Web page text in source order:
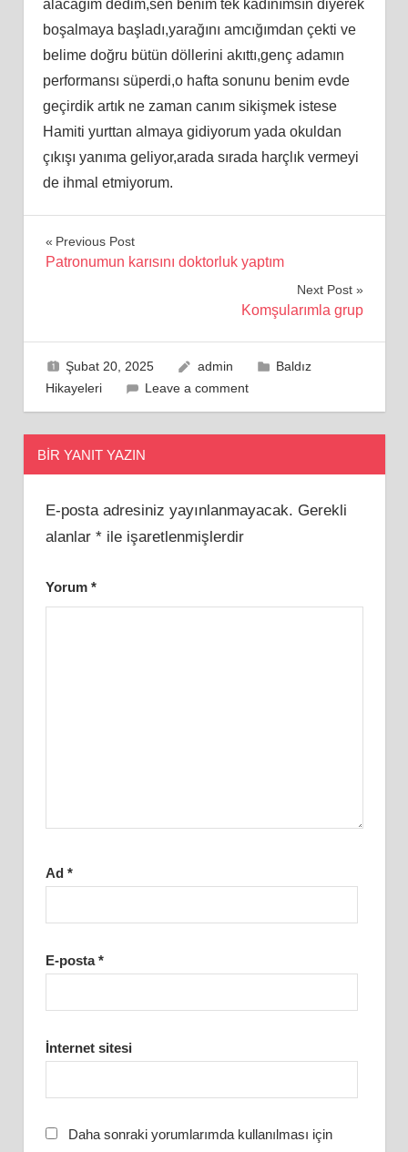
alacağım dedim,sen benim tek kadınımsın diyerek
boşalmaya başladı,yarağını amcığımdan çekti ve
belime doğru bütün döllerini akıttı,genç adamın
performansı süperdi,o hafta sonunu benim evde
geçirdik artık ne zaman canım sikişmek istese
Hamiti yurttan almaya gidiyorum yada okuldan
çıkışı yanıma geliyor,arada sırada harçlık vermeyi
de ihmal etmiyorum.
Yazı
Previous Post
Patronumun karısını doktorluk yaptım
Next Post
Komşularımla grup
Şubat 20, 2025 admin
Baldız
Hikayeleri
Leave a comment
BIR YANIT YAZIN
E-posta adresiniz yayınlanmayacak. Gerekli
alanlar *ile işaretlenmişlerdir
Yorum *
Ad *
E-posta*
İnternet sitesi
Daha sonraki yorumlarımda kullanılması için